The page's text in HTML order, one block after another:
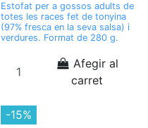
Estofat per a gossos adults de
totes les races fet de tonyina
(97% fresca en la seva salsa) i
verdures. Format de 280 g.
Afegir al
carret
-15%